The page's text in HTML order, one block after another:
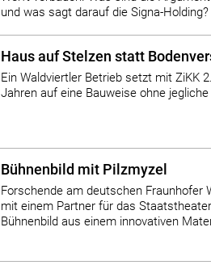
und was sagt darauf die Signa-Holding?
Haus auf Stelzen statt
Ein Waldviertler Betrieb setzt mit ZiKK
Jahren auf eine Bauweise ohne
Bühnenbild mit Pilzmyzel
Forschende am deutschen Fraunhofer
mit einem Partner für das
Bühnenbild aus einem innovativen